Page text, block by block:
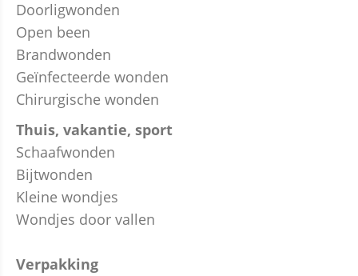
Doorligwonden
Open been
Brandwonden
Geïnfecteerde wonden
Chirurgische wonden
Thuis, vakantie, sport
Schaafwonden
Bijtwonden
Kleine wondjes
Wondjes door vallen
Verpakking